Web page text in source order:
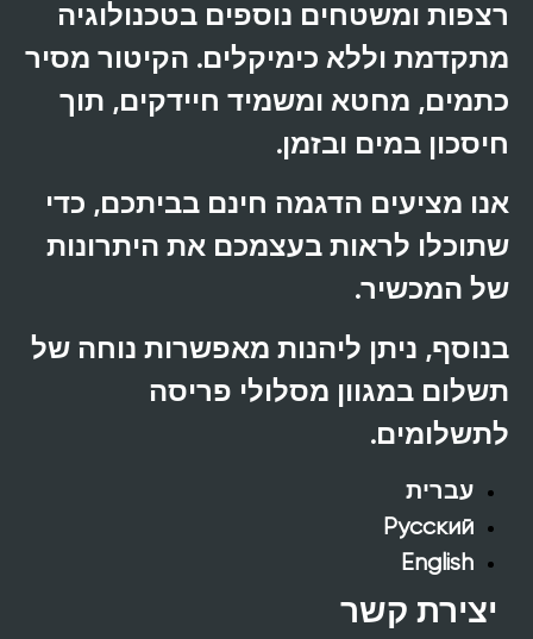
רצפות ומשטחים נוספים בטכנולוגיה
מתקדמת וללא כימיקלים. הקיטור מסיר
כתמים, מחטא ומשמיד חיידקים, תוך
חיסכון במים ובזמן.
אנו מציעים הדגמה חינם בביתכם, כדי
שתוכלו לראות בעצמכם את היתרונות
של המכשיר.
בנוסף, ניתן ליהנות מאפשרות נוחה של
תשלום במגוון מסלולי פריסה
לתשלומים.
עברית
Русский
English
יצירת קשר